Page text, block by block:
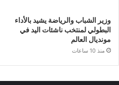
وزير الشباب والرياضة يشيد بالأداء
البطولي لمنتخب ناشئات اليد في
مونديال العالم
منذ 10 ساعات